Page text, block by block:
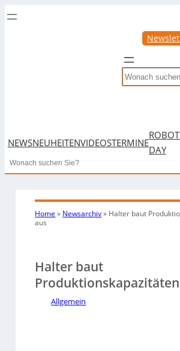
Search
NEWSNEUHEITENVIDEOSTERMINE
DAY
Search
Home » Newsarchiv» Halter baut
aus
Halter baut
Allgemein